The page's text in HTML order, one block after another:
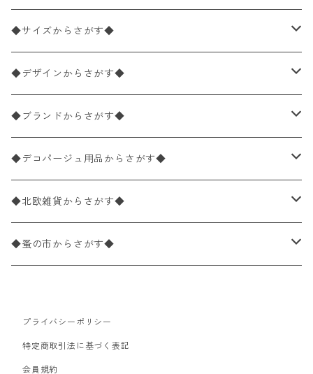
ペーパーナプキン2枚バラ売り
ペーパーナプキン1枚バラ売り
ペーパーナプキン20枚入りパック
ペーパーナプキン10枚入りパック
ライスペーパー
ペーパーリネンナプキン
ワックスペーパー
デコパージュ用品
◆サイズからさがす◆
33×33cm（ランチサイズ）
バラ売り
パック売り
25×25cm（カクテルサイズ）
バラ売り
パック売り
40×40cm（ディナーサイズ）
バラ売り
パック売り
21×21cm（ポケットサイズ）
バラ売り
33cm（ラウンド）
◆デザインからさがす◆
花柄
植物・グリーン柄
動物・鳥・昆虫・蝶柄
海・魚柄
食べ物・フルーツ・野菜・ドリンク柄
食器・カトラリー柄
◆ブランドからさがす◆
ドイツ製 IHR/イア
ランチサイズ
カクテルサイズ
ドイツ製 Ambiente/アンビエンテ
ランチサイズ
ドイツ製 Paperproducts Design
カクテルサイズ
ランチサイズ
カクテルサイズ
ドイツ製 ti-flair/ティーフレア
ランチサイズ
ドイツ製 PAW/パウ
◆デコパージュ用品からさがす◆
デコパージュ液
デコパージュ下地
デコパージュはさみ
3Dデコパージュ
◆北欧雑貨からさがす◆
シリコンモールド
トレイ
ポスター・カレンダー
◆蚤の市からさがす◆
北欧雑貨
デコパージュ用品
プライバシーポリシー
特定商取引法に基づく表記
会員規約